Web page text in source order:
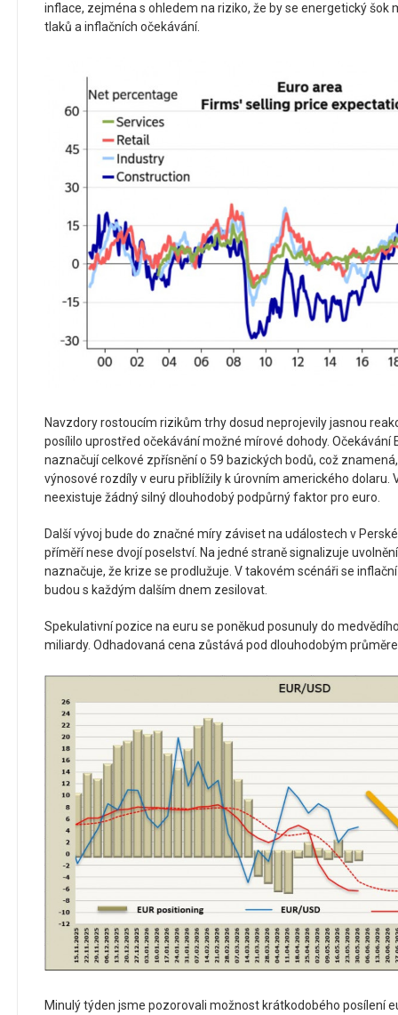
inflace, zejména s ohledem na riziko, že by se energetický šok
tlaků a inflačních očekávání.
Navzdory rostoucím rizikům trhy dosud neprojevily jasnou
posílilo uprostřed očekávání možné mírové dohody. Očekávání
naznačují celkové zpřísnění o 59 bazických bodů, což
výnosové rozdíly v euru přiblížily k úrovním amerického dolaru.
neexistuje žádný silný dlouhodobý podpůrný faktor pro euro.
Další vývoj bude do značné míry záviset na událostech v
příměří nese dvojí poselství. Na jedné straně signalizuje
naznačuje, že krize se prodlužuje. V takovém scénáři se
budou s každým dalším dnem zesilovat.
Spekulativní pozice na euru se poněkud posunuly do
miliardy. Odhadovaná cena zůstává pod dlouhodobým
Minulý týden jsme pozorovali možnost krátkodobého posílení